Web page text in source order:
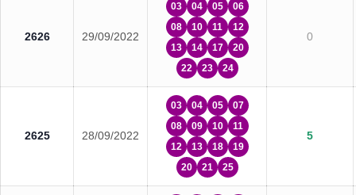
2626 29/09/2022
03 04 05
06
08
10 11
12
13
14 17
20
22
23 24
0
2625 28/09/2022
03 04 05
07
08
09 10
11
12
13 18
19
20
21 25
5